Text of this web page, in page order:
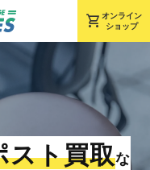
shopping_cart オンライン
ショップ
スト買取な